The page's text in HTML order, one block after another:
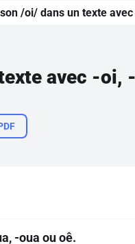
/oi/ dans un texte
-oua ou oê.